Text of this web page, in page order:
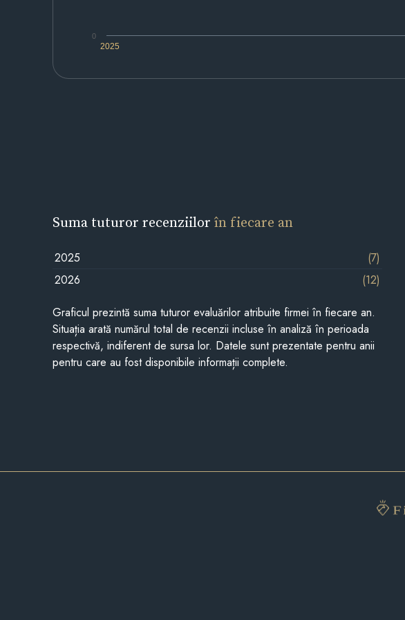
2025
0
Suma tuturor recenziilorîn fiecare an
2025
(7)
2026
(12)
Graficul prezintă suma tuturor evaluărilor atribuite firmei în fiecare an.
Situația arată numărul total de recenzii incluse în analiză în perioada
respectivă, indiferent de sursa lor. Datele sunt prezentate pentru anii
pentru care au fost disponibile informații complete.